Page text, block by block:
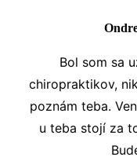
Bol som sa
chiropraktikov,
poznám teba.
u teba stojí za